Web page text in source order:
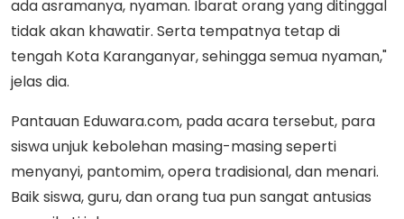
ada asramanya, nyaman. Ibarat orang yang ditinggal
tidak akan khawatir. Serta tempatnya tetap di
tengah Kota Karanganyar, sehingga semua nyaman,"
jelas dia.
Pantauan Eduwara.com, pada acara tersebut, para
siswa unjuk kebolehan masing-masing seperti
menyanyi, pantomim, opera tradisional, dan menari.
Baik siswa, guru, dan orang tua pun sangat antusias